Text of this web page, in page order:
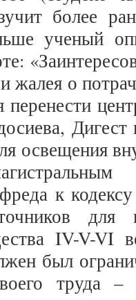
более
ученый
жалея о
Дигест
освещения
к
для
IV-V-VI
был
труда –